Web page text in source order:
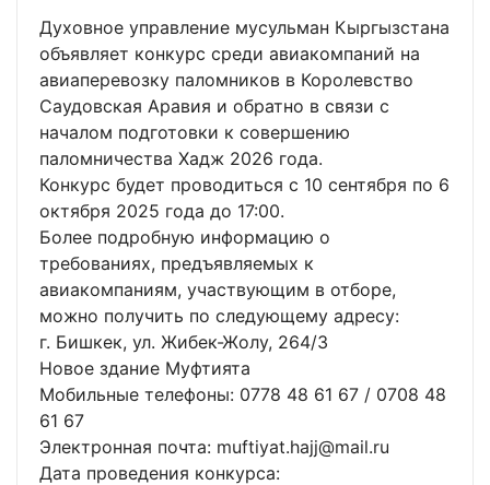
Духовное управление мусульман Кыргызстана
объявляет конкурс среди авиакомпаний на
авиаперевозку паломников в Королевство
Саудовская Аравия и обратно в связи с
началом подготовки к совершению
паломничества Хадж 2026 года.
Конкурс будет проводиться с 10 сентября по 6
октября 2025 года до 17:00.
Более подробную информацию о
требованиях, предъявляемых к
авиакомпаниям, участвующим в отборе,
можно получить по следующему адресу:
г. Бишкек, ул. Жибек-Жолу, 264/3
Новое здание Муфтията
Мобильные телефоны: 0778 48 61 67 / 0708 48
61 67
Электронная почта: muftiyat.hajj@mail.ru
Дата проведения конкурса: